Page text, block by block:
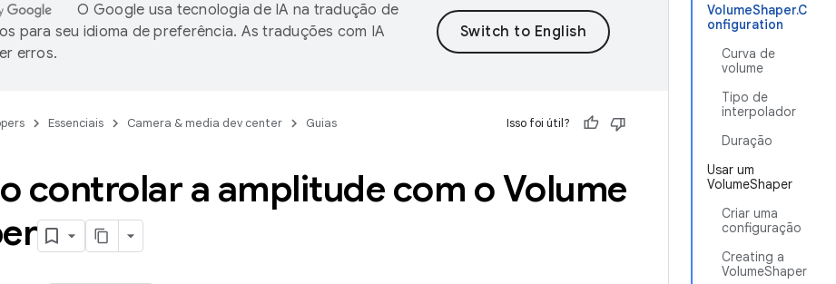
VolumeShaper.C
onfiguration
Curva de
volume
Tipo de
interpolador
Duração
Usar um
VolumeShaper
Criar uma
configuração
Creating a
VolumeShaper
O Google usa tecnologia de IA na tradução de
para seu idioma de preferência. As traduções com IA
erros.
Essenciais Camera & media dev center Guias Isso foi útil?
controlar a amplitude com o Volume